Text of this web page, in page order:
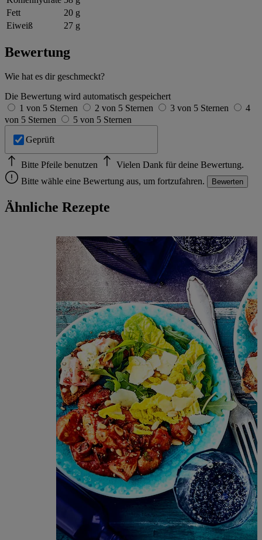
Fett
20 g
Eiweiß
27 g
Bewertung
Wie hat es dir geschmeckt?
Die Bewertung wird automatisch gespeichert
1 von 5 Sternen
2 von 5 Sternen 3 von 5 Sternen
4
von 5 Sternen
5 von 5 Sternen
Geprüft
Bitte Pfeile benutzen
Vielen Dank für deine Bewertung.
Bitte wähle eine Bewertung aus, um fortzufahren.
Bewerten
Ähnliche Rezepte